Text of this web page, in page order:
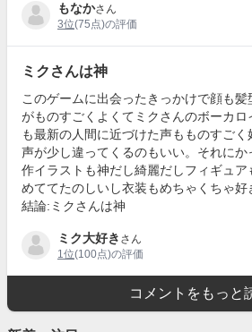
もなかさん
3位(75点)の評価
ミクさんは神
このゲームに出会ったきっかけで顔も
がものすごくよくてミクさんのボーカ
も最新の人間に近づけた声もものすご
声が少し違ってくるのもいい。それにか
作イラストも神だし綺麗だしフィギュ
めててたのしいし衣装もめちゃくちゃ好
結論:ミクさんは神
ミク大好き さん
1位(100点)の評価
コメントをもっと